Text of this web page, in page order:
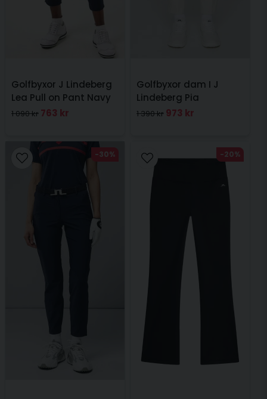
Golfbyxor J Lindeberg
Lea Pull on Pant Navy
1 090 kr 763 kr
Golfbyxor dam I J
Lindeberg Pia
Moonbeam
1 390 kr 973 kr
-30% -20%